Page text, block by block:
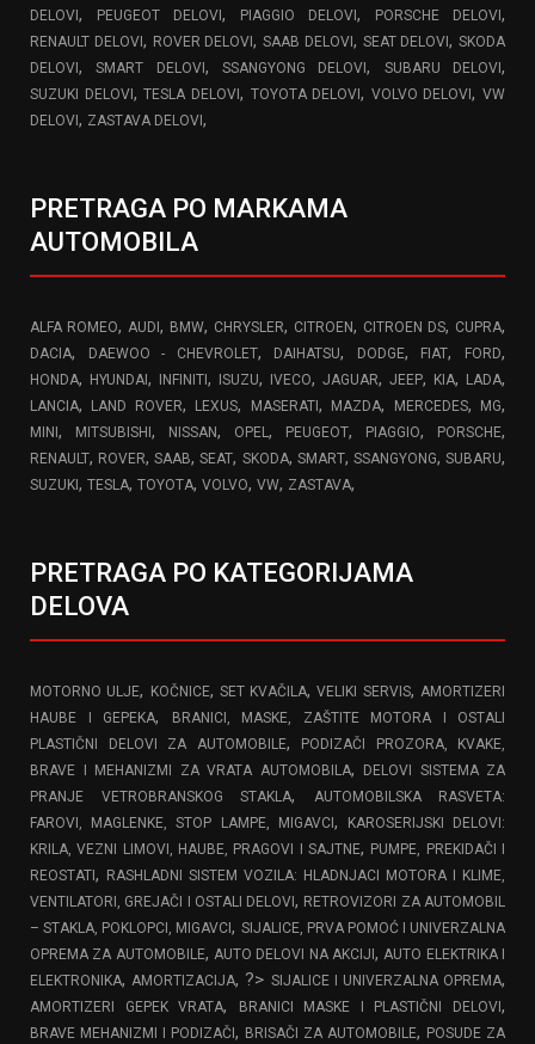
DELOVI, PEUGEOT DELOVI, PIAGGIO DELOVI, PORSCHE DELOVI,
RENAULT DELOVI, ROVER DELOVI, SAAB DELOVI, SEAT DELOVI, SKODA
DELOVI,SMART DELOVI,SSANGYONG DELOVI, SUBARU DELOVI,
SUZUKI DELOVI,TESLA DELOVI, TOYOTA DELOVI, VOLVO DELOVI, VW
DELOVI, ZASTAVA DELOVI,
PRETRAGA PO MARKAMA
AUTOMOBILA
ALFA ROMEO, AUDI, BMW, CHRYSLER, CITROEN, CITROEN DS, CUPRA,
DACIA, DAEWOO - CHEVROLET, DAIHATSU, DODGE, FIAT, FORD,
HONDA, HYUNDAI, INFINITI, ISUZU, IVECO, JAGUAR, JEEP, KIA, LADA,
LANCIA, LAND ROVER, LEXUS, MASERATI, MAZDA, MERCEDES, MG,
MINI, MITSUBISHI, NISSAN, OPEL , PEUGEOT, PIAGGIO, PORSCHE,
RENAULT, ROVER,SAAB,SEAT, SKODA, SMART, SSANGYONG,SUBARU,
SUZUKI, TESLA, TOYOTA, VOLVO, VW, ZASTAVA,
PRETRAGA PO KATEGORIJAMA
DELOVA
MOTORNO ULJE, KOČNICE, SET KVAČILA,VELIKI SERVIS, AMORTIZERI
HAUBE I GEPEKA,
BRANICI, MASKE, ZAŠTITE MOTORA I OSTALI
PLASTIČNI DELOVI ZA AUTOMOBILE,
PODIZAČI PROZORA, KVAKE,
BRAVE I MEHANIZMI ZA VRATA AUTOMOBILA,
DELOVI SISTEMA ZA
PRANJE VETROBRANSKOG STAKLA,
AUTOMOBILSKA RASVETA:
FAROVI, MAGLENKE, STOP LAMPE, MIGAVCI,
KAROSERIJSKI DELOVI:
KRILA, VEZNI LIMOVI, HAUBE, PRAGOVI I SAJTNE, PUMPE, PREKIDAČI I
REOSTATI, RASHLADNI SISTEM VOZILA: HLADNJACI MOTORA I KLIME,
VENTILATORI, GREJAČI I OSTALI DELOVI, RETROVIZORI ZA AUTOMOBIL
– STAKLA, POKLOPCI, MIGAVCI, SIJALICE, PRVA POMOĆ I UNIVERZALNA
OPREMA ZA AUTOMOBILE, AUTO DELOVI NA AKCIJI, AUTO ELEKTRIKA I
ELEKTRONIKA, AMORTIZACIJA, ?> SIJALICE I UNIVERZALNA OPREMA,
AMORTIZERI GEPEK VRATA, BRANICI MASKE I PLASTIČNI DELOVI,
BRAVE MEHANIZMI I PODIZAČI, BRISAČI ZA AUTOMOBILE, POSUDE ZA